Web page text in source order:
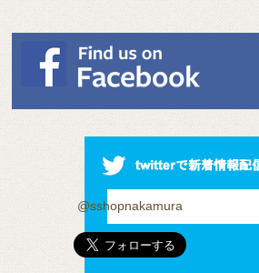
@sshopnakamura